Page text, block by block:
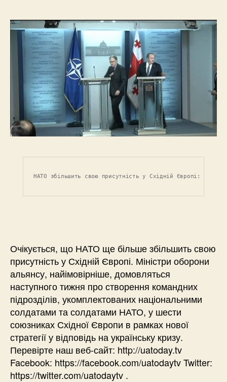
НАТО збільшить свою присутність у Східній Європі:
Очікується, що НАТО ще більше збільшить свою
присутність у Східній Європі. Міністри оборони
альянсу, найімовірніше, домовляться
наступного тижня про створення командних
підрозділів, укомплектованих національними
солдатами та солдатами НАТО, у шести
союзниках Східної Європи в рамках нової
стратегії у відповідь на українську кризу.
Перевірте наш веб-сайт: http://uatoday.tv
Facebook: https://facebook.com/uatodaytv Twitter:
https://twitter.com/uatodaytv .